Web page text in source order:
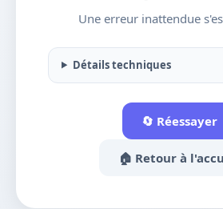
Une erreur inattendue
Détails techniques
🔄 Réessayer
🏠 Retour à